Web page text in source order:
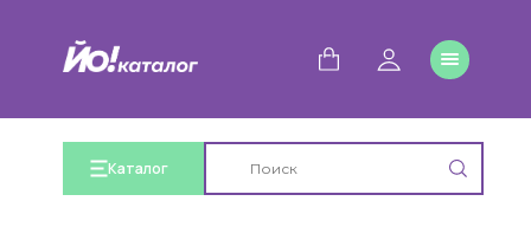
Каталог